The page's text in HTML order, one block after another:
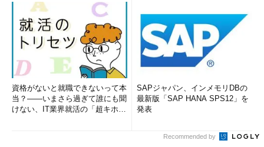
資格がないと就職できないって本
当？――いまさら過ぎて誰にも聞
けない、IT業界就活の「超キホ
SAPジャパン、インメモリDBの
最新版「SAP HANA SPS12」を
発表
Recommended by